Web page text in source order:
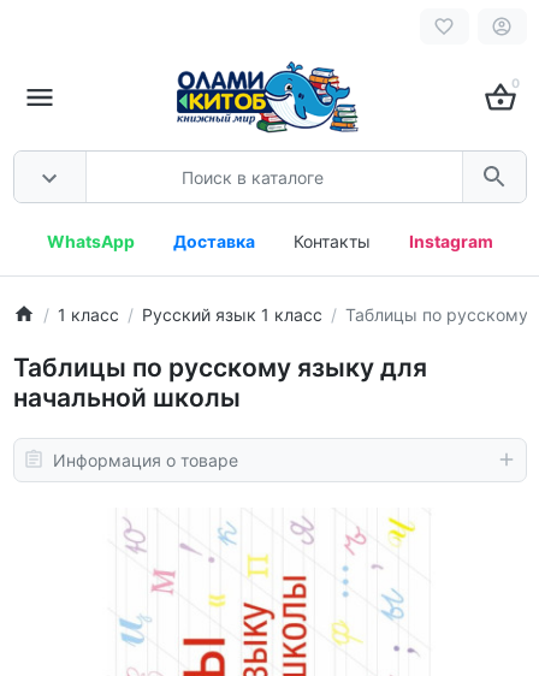
0
WhatsApp Доставка Контакты Instagram
1 класс Русский язык 1 класс Таблицы по русскому
Таблицы по русскому языку для
начальной школы
Информация о товаре